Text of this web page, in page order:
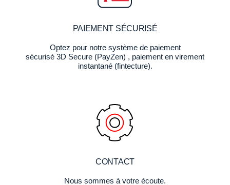
PAIEMENT SÉCURISÉ
Optez pour notre système de paiement
sécurisé 3D Secure (PayZen) , paiement en virement
instantané (fintecture).
CONTACT
Nous sommes à votre écoute.